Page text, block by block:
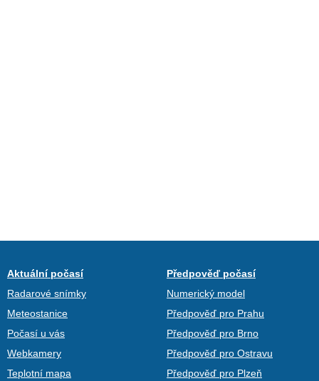
Aktuální počasí
Radarové snímky
Meteostanice
Počasí u vás
Webkamery
Teplotní mapa
Předpověď počasí
Numerický model
Předpověď pro Prahu
Předpověď pro Brno
Předpověď pro Ostravu
Předpověď pro Plzeň